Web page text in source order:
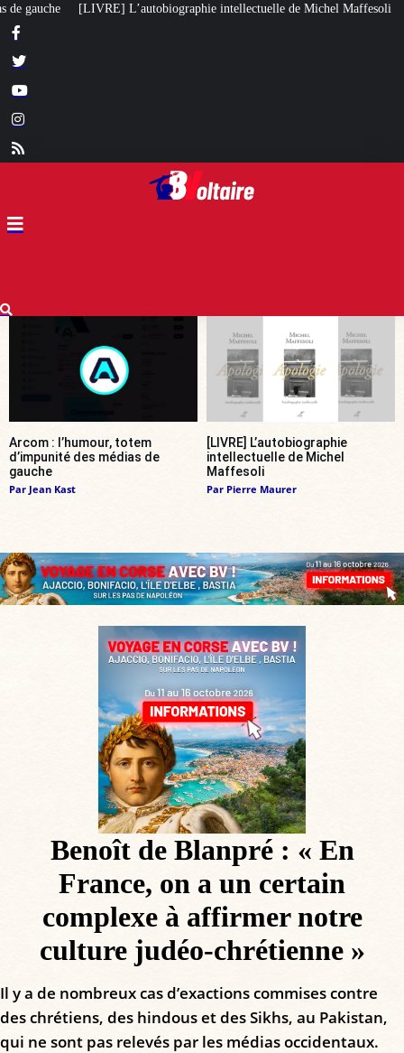
intellectuelle de Michel Maffesoli Pour regagner son influence en
Arcom : l’humour, totem
d’impunité des médias de
gauche
Par Jean Kast
[LIVRE] L’autobiographie
intellectuelle de Michel
Maffesoli
Par Pierre Maurer
Benoît de Blanpré : « En
France, on a un certain
complexe à affirmer notre
culture judéo-chrétienne »
Il y a de nombreux cas d’exactions commises contre
des chrétiens, des hindous et des Sikhs, au Pakistan,
qui ne sont pas relevés par les médias occidentaux.